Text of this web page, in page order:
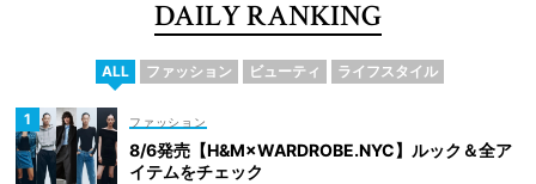
DAILY RANKING
ALL ファッション ビューティ ライフスタイル
ファッション
8/6発売【H&M×WARDROBE.NYC】ルック＆全ア
イテムをチェック